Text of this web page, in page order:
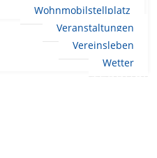
Wohnmobilstellplatz
Veranstaltungen
Vereinsleben
Wetter
LEBEN IN ERNDTEBRÜCK